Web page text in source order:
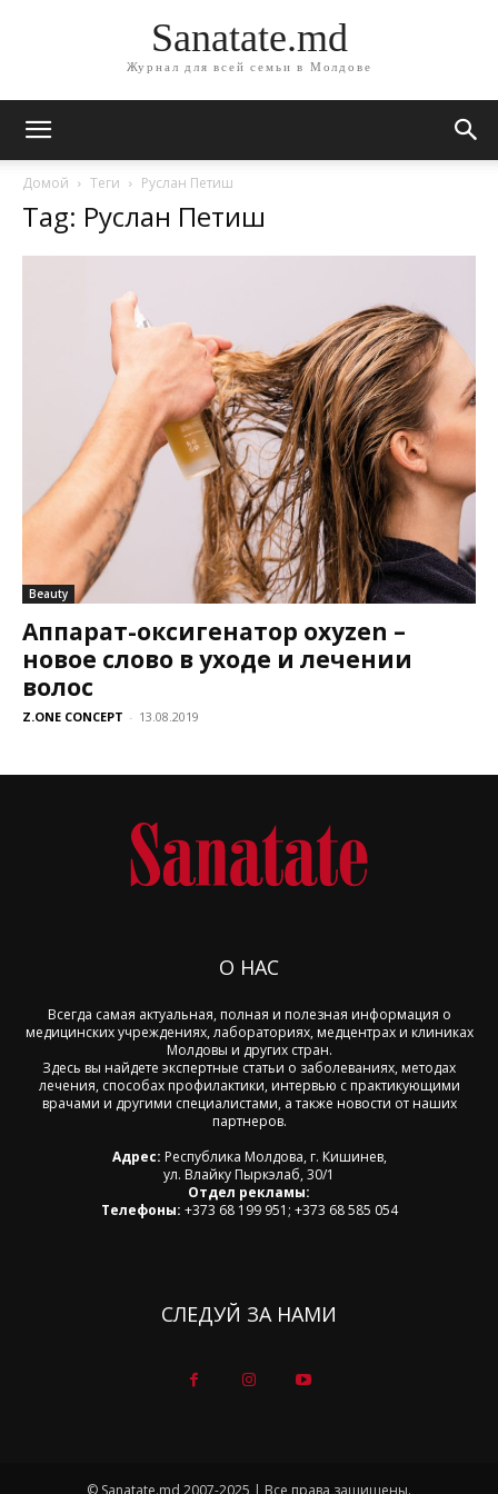
Sanatate.md
Журнал для всей семьи в Молдове
Домой Теги Руслан Петиш
Tag: Руслан Петиш
Beauty
Аппарат-оксигенатор oxyzen –
новое слово в уходе и лечении
волос
Z.ONE CONCEPT - 13.08.2019
О НАС
Всегда самая актуальная, полная и полезная информация о
медицинских учреждениях, лабораториях, медцентрах и клиниках
Молдовы и других стран.
Здесь вы найдете экспертные статьи о заболеваниях, методах
лечения, способах профилактики, интервью с практикующими
врачами и другими специалистами, а также новости от наших
партнеров.
Адрес: Республика Молдова, г. Кишинев,
ул. Влайку Пыркэлаб, 30/1
Отдел рекламы:
Телефоны: +373 68 199 951; +373 68 585 054
СЛЕДУЙ ЗА НАМИ
© Sanatate.md 2007-2025 | Все права защищены.